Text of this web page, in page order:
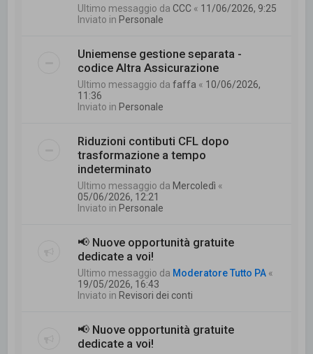
Ultimo messaggio da CCC « 11/06/2026, 9:25
Inviato in Personale
Uniemense gestione separata -
codice Altra Assicurazione
Ultimo messaggio dafaffa « 10/06/2026,
11:36
Inviato in Personale
Riduzioni contibuti CFL dopo
trasformazione a tempo
indeterminato
Ultimo messaggio da Mercoledì «
05/06/2026, 12:21
Inviato in Personale
📢 Nuove opportunità gratuite
dedicate a voi!
Ultimo messaggio da Moderatore Tutto PA «
19/05/2026, 16:43
Inviato in Revisori dei conti
📢 Nuove opportunità gratuite
dedicate a voi!